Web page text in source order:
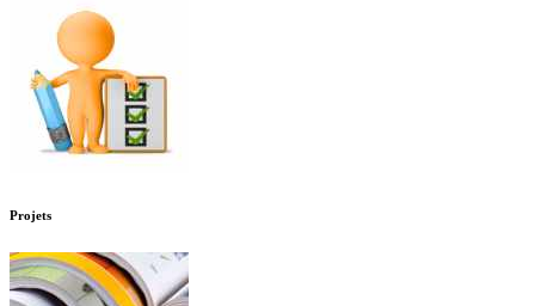
Projets